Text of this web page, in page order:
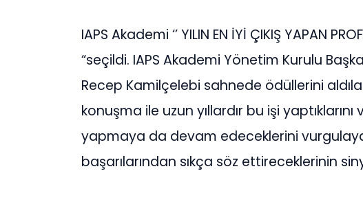
IAPS Akademi ‘’ YILIN EN İYİ ÇIKIŞ YAPAN
“seçildi. IAPS Akademi Yönetim Kurulu
Recep Kamilçelebi sahnede ödüllerini
konuşma ile uzun yıllardır bu işi
yapmaya da devam edeceklerini
başarılarından sıkça söz ettireceklerinin